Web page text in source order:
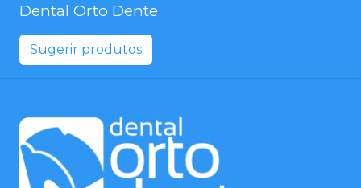
Dental Orto Dente
Sugerir produtos